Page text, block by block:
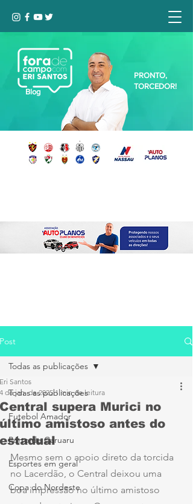
Blog
PRONTO,
TORCEDOR!
Post
Todas as publicações
Futebol Amador
Porto de Caruaru
Esportes em geral
Copa do Nordeste
Todas as publicações
Central supera Murici no
último amistoso antes do
estadual
Eri Santos
4 de jan. de 2025 1 min de leitura
Mesmo sem o apoio direto da torcida
no Lacerdão, o Central deixou uma
boa impressão no último amistoso